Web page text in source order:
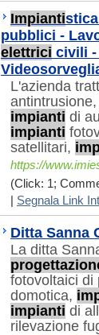
Impianti
pubblici -
elettrici civili -
L'azienda
antintrusione,
impianti di
impianti
satellitari,
https://
(Click: 1;
Segnala Link
Ditta Sanna
La ditta
fotovoltaici di
domotica,
impianti di
rilevazione